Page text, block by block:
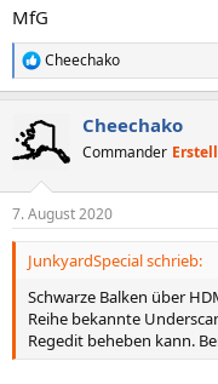
MfG
R
e
k
t
i
e
n
Cheechako
Cheechako
Commander
7. August 2020
JunkyardSpecial schrieb:
Schwarze Balken über
Reihe bekannte
Regedit beheben kann.